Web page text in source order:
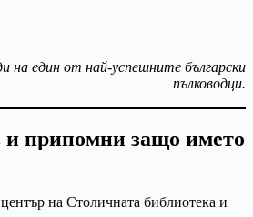
на един от най-успешните български
пълководци.
и припомни защо името
на Столичната библиотека и